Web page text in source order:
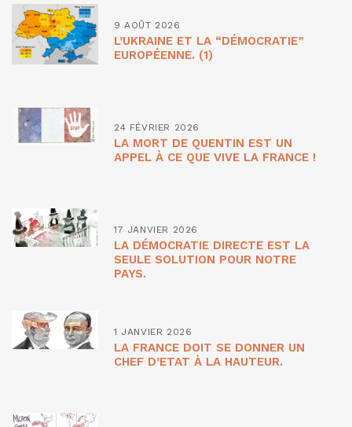
9 AOÛT 2026
L’UKRAINE ET LA “DÉMOCRATIE”
EUROPÉENNE. (1)
24 FÉVRIER 2026
LA MORT DE QUENTIN EST UN
APPEL À CE QUE VIVE LA FRANCE !
17 JANVIER 2026
LA DÉMOCRATIE DIRECTE EST LA
SEULE SOLUTION POUR NOTRE
PAYS.
1 JANVIER 2026
LA FRANCE DOIT SE DONNER UN
CHEF D’ETAT À LA HAUTEUR.